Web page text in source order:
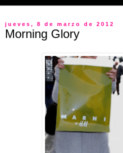
jueves, 8 de marzo de 2012
Morning Glory